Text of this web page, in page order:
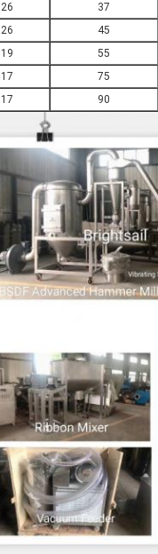
26 37
26 45
19 55
17 75
17 90